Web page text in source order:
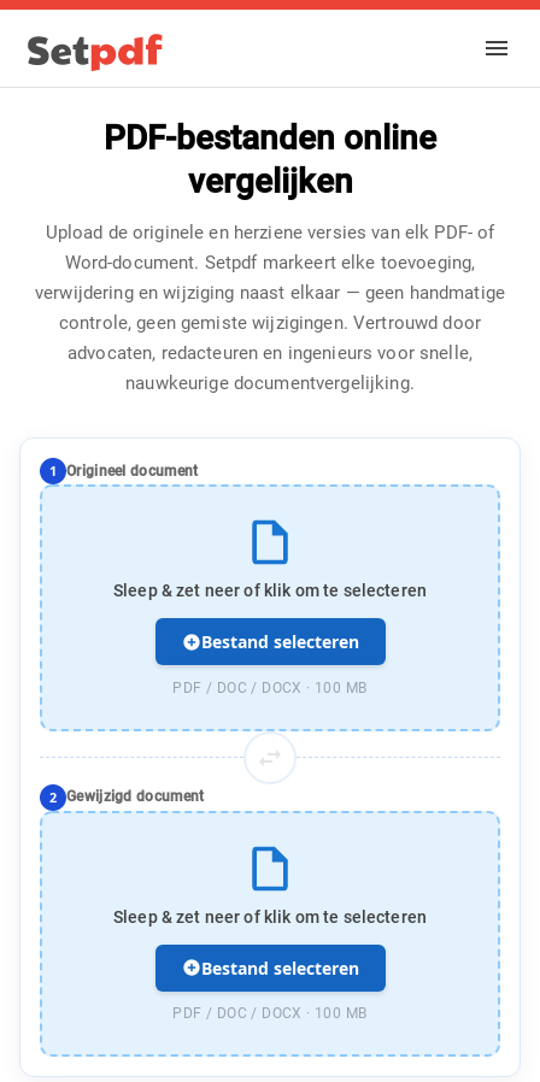
PDF-bestanden online
vergelijken
Upload de originele en herziene versies van elk PDF- of
Word-document. Setpdf markeert elke toevoeging,
verwijdering en wijziging naast elkaar — geen handmatige
controle, geen gemiste wijzigingen. Vertrouwd door
advocaten, redacteuren en ingenieurs voor snelle,
nauwkeurige documentvergelijking.
1 Origineel document
Sleep & zet neer of klik om te selecteren
Bestand selecteren
PDF / DOC / DOCX · 100 MB
2 Gewijzigd document
Sleep & zet neer of klik om te selecteren
Bestand selecteren
PDF / DOC / DOCX · 100 MB